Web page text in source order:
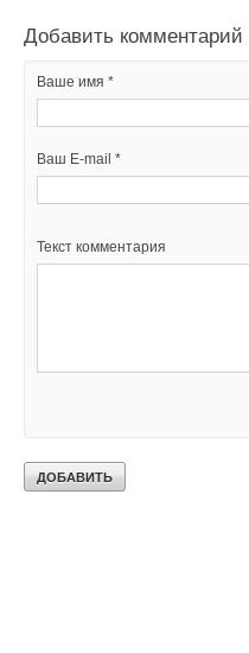
Добавить комментарий
Ваше имя *
Ваш E-mail *
Текст комментария